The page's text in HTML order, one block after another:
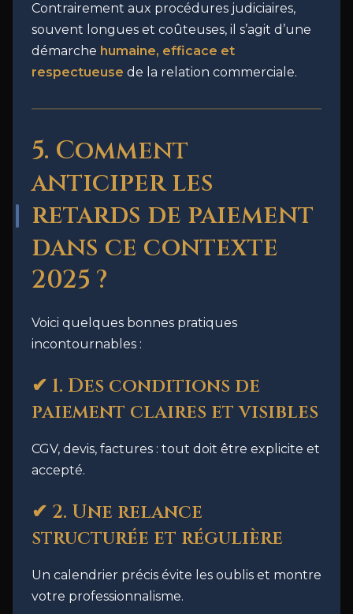
Contrairement aux procédures judiciaires,
souvent longues et coûteuses, il s’agit d’une
démarche humaine, efficace et
respectueuse de la relation commerciale.
5. Comment
anticiper les
retards de paiement
dans ce contexte
2025 ?
Voici quelques bonnes pratiques
incontournables :
✔ 1. Des conditions de
paiement claires et visibles
CGV, devis, factures : tout doit être explicite et
accepté.
✔ 2. Une relance
structurée et régulière
Un calendrier précis évite les oublis et montre
votre professionnalisme.